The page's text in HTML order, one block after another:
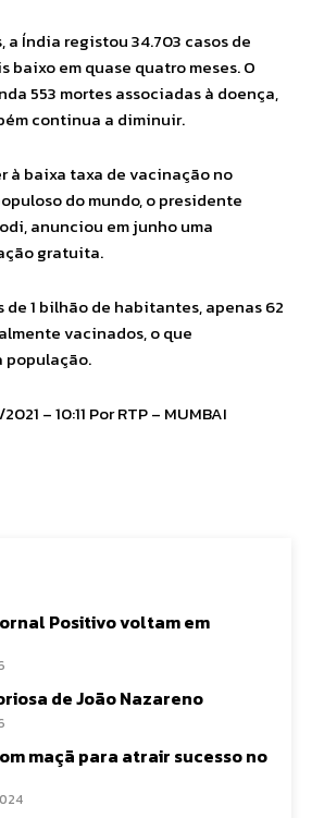
a Índia registou 34.703 casos de
baixo em quase quatro meses. O
553 mortes associadas à doença,
continua a diminuir.
à baixa taxa de vacinação no
do mundo, o presidente
anunciou em junho uma
gratuita.
de 1 bilhão de habitantes, apenas 62
vacinados, o que
população.
– 10:11 Por RTP – MUMBAI
Positivo voltam em
de João Nazareno
maçã para atrair sucesso no